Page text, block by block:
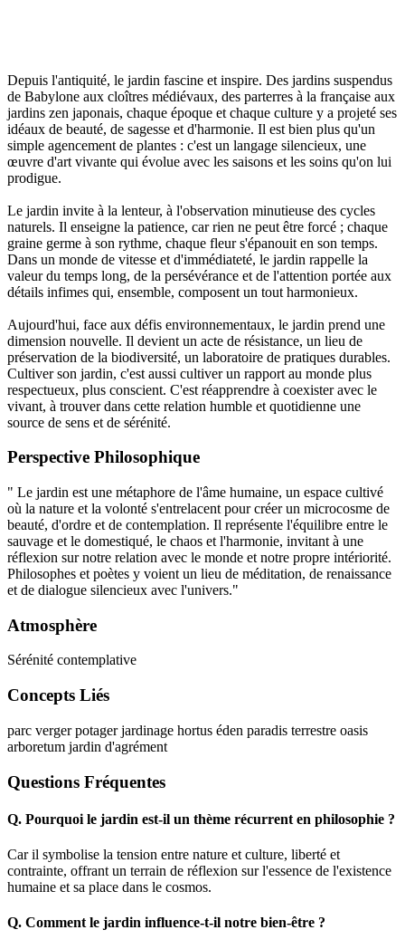
Depuis l'antiquité, le jardin fascine et inspire. Des jardins suspendus
de Babylone aux cloîtres médiévaux, des parterres à la française aux
jardins zen japonais, chaque époque et chaque culture y a projeté ses
idéaux de beauté, de sagesse et d'harmonie. Il est bien plus qu'un
simple agencement de plantes : c'est un langage silencieux, une
œuvre d'art vivante qui évolue avec les saisons et les soins qu'on lui
prodigue.
Le jardin invite à la lenteur, à l'observation minutieuse des cycles
naturels. Il enseigne la patience, car rien ne peut être forcé ; chaque
graine germe à son rythme, chaque fleur s'épanouit en son temps.
Dans un monde de vitesse et d'immédiateté, le jardin rappelle la
valeur du temps long, de la persévérance et de l'attention portée aux
détails infimes qui, ensemble, composent un tout harmonieux.
Aujourd'hui, face aux défis environnementaux, le jardin prend une
dimension nouvelle. Il devient un acte de résistance, un lieu de
préservation de la biodiversité, un laboratoire de pratiques durables.
Cultiver son jardin, c'est aussi cultiver un rapport au monde plus
respectueux, plus conscient. C'est réapprendre à coexister avec le
vivant, à trouver dans cette relation humble et quotidienne une
source de sens et de sérénité.
Perspective Philosophique
" Le jardin est une métaphore de l'âme humaine, un espace cultivé
où la nature et la volonté s'entrelacent pour créer un microcosme de
beauté, d'ordre et de contemplation. Il représente l'équilibre entre le
sauvage et le domestiqué, le chaos et l'harmonie, invitant à une
réflexion sur notre relation avec le monde et notre propre intériorité.
Philosophes et poètes y voient un lieu de méditation, de renaissance
et de dialogue silencieux avec l'univers."
Atmosphère
Sérénité contemplative
Concepts Liés
parc vergerpotagerjardinage hortus éden paradis terrestre oasis
arboretum jardin d'agrément
Questions Fréquentes
Q. Pourquoi le jardin est-il un thème récurrent en philosophie ?
Car il symbolise la tension entre nature et culture, liberté et
contrainte, offrant un terrain de réflexion sur l'essence de l'existence
humaine et sa place dans le cosmos.
Q. Comment le jardin influence-t-il notre bien-être ?